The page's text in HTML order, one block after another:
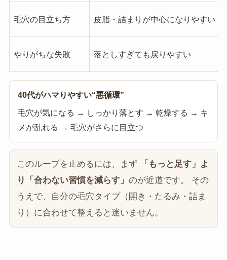
毛穴の目立ち方 皮脂・詰まりが中心になりやすい
やりがちな失敗 落としすぎても戻りやすい
40代がハマりやすい“悪循環”
毛穴が気になる → しっかり落とす → 乾燥する → キ
メが乱れる → 毛穴がさらに目立つ
このループを止めるには、まず
「もっと足す」よ
り「合わない習慣を減らす」 のが近道です。 その
うえで、自分の毛穴タイプ（開き・たるみ・詰ま
り）に合わせて整えると迷いません。